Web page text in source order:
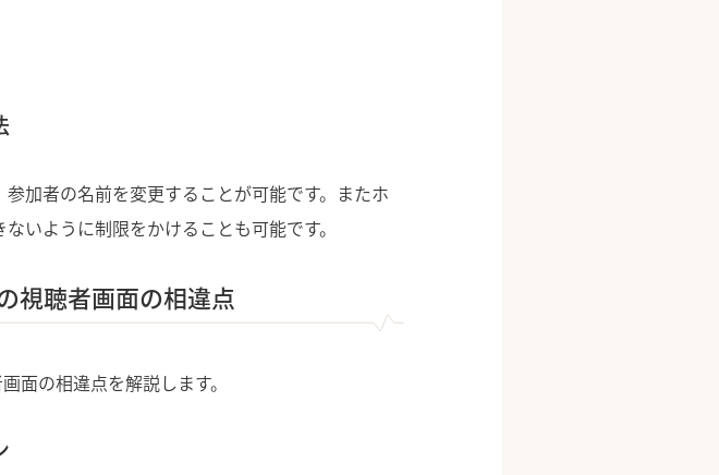
加者の名前を変更することが可能です。またホ
いように制限をかけることも可能です。
視聴者画面の相違点
面の相違点を解説します。